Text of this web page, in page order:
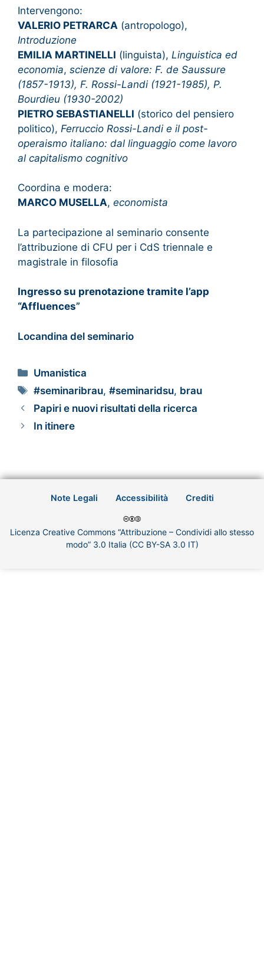
Intervengono:
VALERIO PETRARCA (antropologo),
Introduzione
EMILIA MARTINELLI (linguista), Linguistica ed
economia, scienze di valore: F. de Saussure
(1857-1913), F. Rossi-Landi (1921-1985), P.
Bourdieu (1930-2002)
PIETRO SEBASTIANELLI (storico del pensiero
politico), Ferruccio Rossi-Landi e il post-
operaismo italiano: dal linguaggio come lavoro
al capitalismo cognitivo
Coordina e modera:
MARCO MUSELLA, economista
La partecipazione al seminario consente
l’attribuzione di CFU per i CdS triennale e
magistrale in filosofia
Ingresso su prenotazione tramite l’app
“Affluences”
Locandina del seminario
Umanistica
#seminaribrau,#seminaridsu, brau
Papiri e nuovi risultati della ricerca
In itinere
Note Legali Accessibilità Crediti
Licenza Creative Commons “Attribuzione – Condividi allo stesso
modo” 3.0 Italia (CC BY-SA 3.0 IT)